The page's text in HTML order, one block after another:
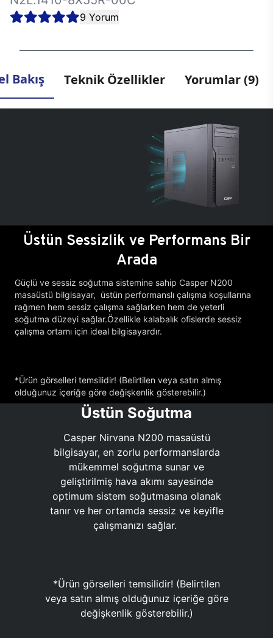
9 Yorum
Bakış Teknik Özellikler Yorumlar (9)
Üstün Sessizlik ve Performans Bir
Arada
Güçlü ve sessiz soğutma sistemine sahip Casper N200
masaüstü bilgisayar, üstün performanslı çalışma koşullarına
rağmen hem sessiz çalışma sağlarken hem de yeterli
soğutma düzeyi sağlar.Özellikle kalabalık ofislerde sessiz
çalışma ortamı için ideal bilgisayardır.
*Ürün görselleri temsilidir! (Belirtilen veya satın almış
olduğunuz içeriğe göre değişkenlik gösterebilir.)
Üstün Soğutma
Casper Nirvana N200 masaüstü
bilgisayar, en zorlu performanslarda
mükemmel soğutma sunar ve
geliştirilmiş hava akımı sayesinde
optimum sistem soğutmasına olanak
tanır ve her ortamda sessiz ve keyifle
çalışmanızı sağlar.
*Ürün görselleri temsilidir! (Belirtilen
veya satın almış olduğunuz içeriğe göre
değişkenlik gösterebilir.)